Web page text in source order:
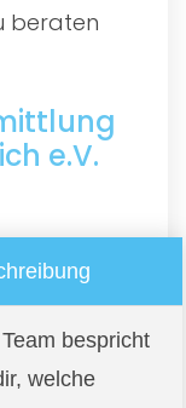
beraten
e.V.
bespricht
welche